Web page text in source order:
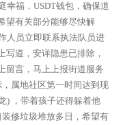
幸福，USDT钱包，确保道
望有关部分能够尽快解
人员立即联系执法队员进
写道，安详隐患已排除，
留言，马上上报街道服务
属地社区第一时间达到现
) ，带着孩子还得躲着他
修垃圾堆放多日，希望有